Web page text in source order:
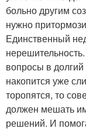
больно другим
нужно
Единственный
вопросы в
накопится уже
торопятся, то
должен мешать
решений. И